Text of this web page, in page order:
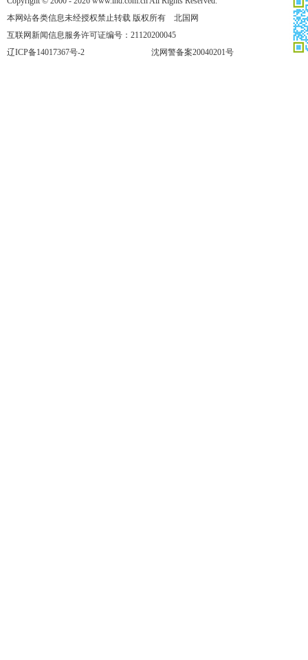
本网站各类信息未经授权禁止转载 版权所有 北国网
互联网新闻信息服务许可证编号：21120200045
辽ICP备14017367号-2
沈网警备案20040201号